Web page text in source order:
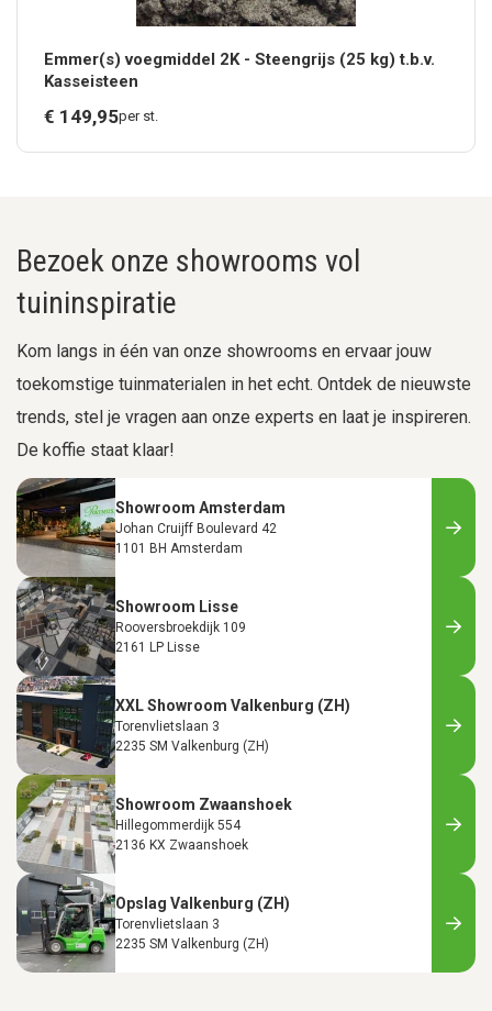
Emmer(s) voegmiddel 2K - Steengrijs (25 kg) t.b.v.
Kasseisteen
€ 149,95per st.
Bezoek onze showrooms vol
tuininspiratie
Kom langs in één van onze showrooms en ervaar jouw
toekomstige tuinmaterialen in het echt. Ontdek de nieuwste
trends, stel je vragen aan onze experts en laat je inspireren.
De koffie staat klaar!
Showroom Amsterdam
Johan Cruijff Boulevard 42
1101 BH Amsterdam
Showroom Lisse
Rooversbroekdijk 109
2161 LP Lisse
XXL Showroom Valkenburg (ZH)
Torenvlietslaan 3
2235 SM Valkenburg (ZH)
Showroom Zwaanshoek
Hillegommerdijk 554
2136 KX Zwaanshoek
Opslag Valkenburg (ZH)
Torenvlietslaan 3
2235 SM Valkenburg (ZH)